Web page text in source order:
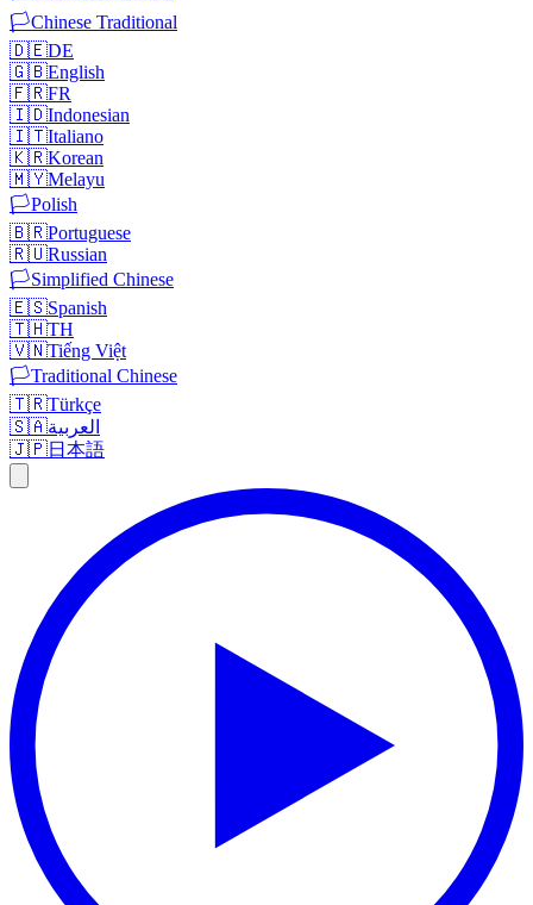
🏳️Chinese Traditional
🇩🇪DE
🇬🇧English
🇫🇷FR
🇮🇩Indonesian
🇮🇹Italiano
🇰🇷Korean
🇲🇾Melayu
🏳️Polish
🇧🇷Portuguese
🇷🇺Russian
🏳️Simplified Chinese
🇪🇸Spanish
🇹🇭TH
🇻🇳Tiếng Việt
🏳️Traditional Chinese
🇹🇷Türkçe
🇸🇦العربية
🇯🇵日本語